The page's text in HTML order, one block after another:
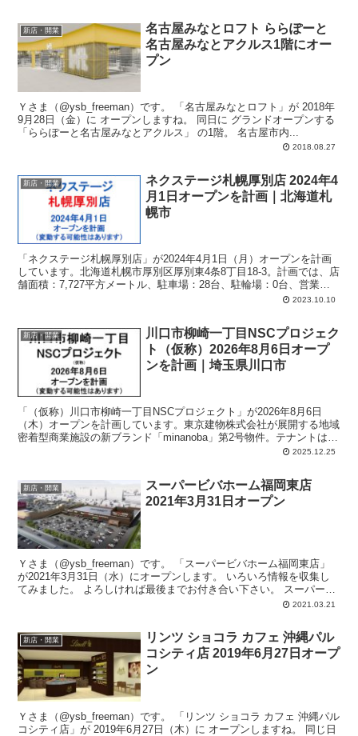
新店・開業
名古屋みなとロフト ららぽーと
名古屋みなとアクルス1階にオー
プン
Ｙさま（@ysb_freeman）です。 「名古屋みなとロフト」が 2018年
9月28日（金）に オープンしますね。 同日に グランドオープンする
「ららぽーと名古屋みなとアクルス」 の1階。 名古屋市内...
2018.08.27
新店・開業
ネクステージ札幌厚別店 2024年4
月1日オープンを計画｜北海道札
幌市
「ネクステージ札幌厚別店」が2024年4月1日（月）オープンを計画
しています。北海道札幌市厚別区厚別東4条8丁目18-3。計画では、店
舗面積：7,727平方メートル、駐車場：28台、駐輪場：0台、営業時
2023.10.10
新店・開業
川口市柳崎一丁目NSCプロジェク
ト（仮称）2026年8月6日オープ
ンを計画｜埼玉県川口市
「（仮称）川口市柳崎一丁目NSCプロジェクト」が2026年8月6日
（木）オープンを計画しています。東京建物株式会社が展開する地域
密着型商業施設の新ブランド「minanoba」第2号物件。テナントは、
スーパーマーケット、飲食店舗、物販店舗、サービス店舗、クリニッ
2025.12.25
新店・開業
スーパービバホーム福岡東店
2021年3月31日オープン
Ｙさま（@ysb_freeman）です。 「スーパービバホーム福岡東店」
が2021年3月31日（水）にオープンします。 いろいろ情報を収集し
てみました。 よろしければ最後までお付き合い下さい。 スーパービ
2021.03.21
新店・開業
リンツ ショコラ カフェ 沖縄パル
コシティ店 2019年6月27日オープ
ン
Ｙさま（@ysb_freeman）です。 「リンツ ショコラ カフェ 沖縄パル
コシティ店」が 2019年6月27日（木）に オープンしますね。 同じ日